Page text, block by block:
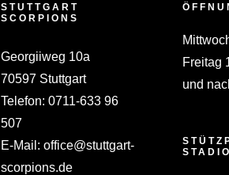
STUTTGART
SCORPIONS
Georgiiweg 10a
70597 Stuttgart
Telefon: 0711-633 96
507
E-Mail: office@stuttgart-
scorpions.de
Freitag
und